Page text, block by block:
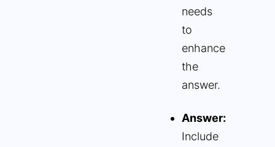
needs
to
enhance
the
answer.
Answer:
Include